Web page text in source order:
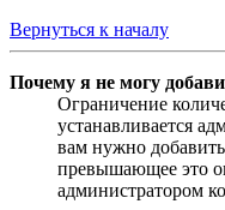
Вернуться к началу
Почему я не могу
Ограничение
устанавливается
вам нужно
превышающее это
администратором